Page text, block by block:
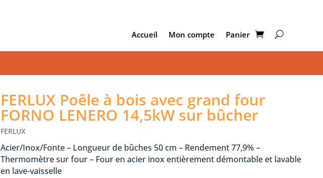
Accueil Mon compte Panier
FERLUX Poêle à bois avec grand four
FORNO LENERO 14,5kW sur bûcher
FERLUX
Acier/Inox/Fonte – Longueur de bûches 50 cm – Rendement 77,9% –
Thermomètre sur four – Four en acier inox entièrement démontable et lavable
en lave-vaisselle